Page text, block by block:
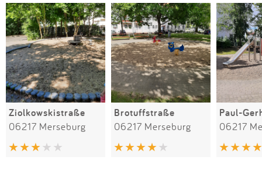
Ziolkowskistraße
06217 Merseburg
Brotuffstraße
06217 Merseburg
Paul-
06217